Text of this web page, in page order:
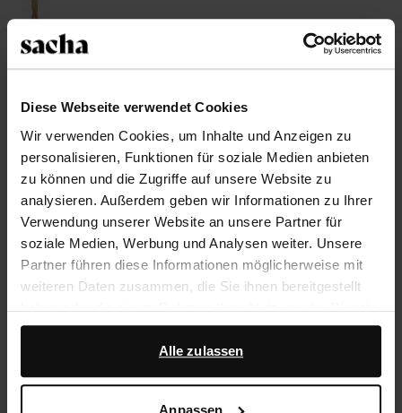
Diese Webseite verwendet Cookies
Wir verwenden Cookies, um Inhalte und Anzeigen zu
personalisieren, Funktionen für soziale Medien anbieten
zu können und die Zugriffe auf unsere Website zu
analysieren. Außerdem geben wir Informationen zu Ihrer
Verwendung unserer Website an unsere Partner für
soziale Medien, Werbung und Analysen weiter. Unsere
Partner führen diese Informationen möglicherweise mit
weiteren Daten zusammen, die Sie ihnen bereitgestellt
haben oder die sie im Rahmen Ihrer Nutzung der Dienste
gesammelt haben.
Darüber hinaus arbeiten wir mit Google zu Werbe- und
Alle zulassen
Anpassen
Größe auswählen
Trusted Shop-Gütesiegel
Rechnungskauf
14 Tage Bedenkzeit
Produktbeschreibung
Diese beigefarbenen Veloursleder-Stiefel mit Absatz
der Marke Sacha haben einen 9 cm hohen Absatz,
eine Schafthöhe von 55 cm, einen Schaftumfang von
empfehlen wir das Pure Protect-Spray.